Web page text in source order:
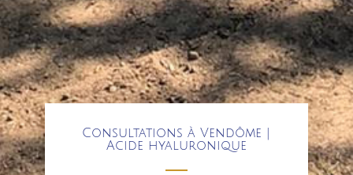
Consultations à Vendôme |
Acide hyaluronique